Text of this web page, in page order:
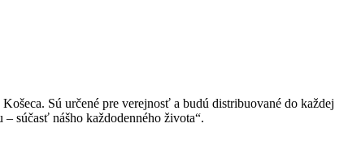
Sú určené pre verejnosť a budú distribuované do každej
súčasť nášho každodenného života“.